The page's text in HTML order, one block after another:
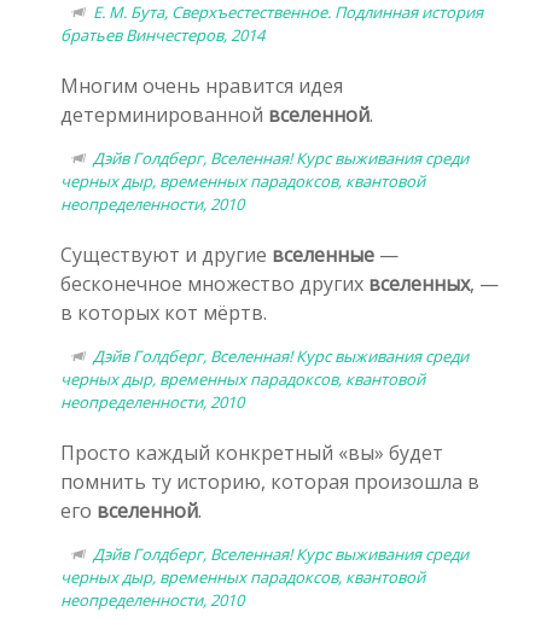
Е. М. Бута, Сверхъестественное. Подлинная история
братьев Винчестеров, 2014
Многим очень нравится идея
детерминированной вселенной.
Дэйв Голдберг, Вселенная! Курс выживания среди
черных дыр, временных парадоксов, квантовой
неопределенности, 2010
Существуют и другие вселенные —
бесконечное множество других вселенных, —
в которых кот мёртв.
Дэйв Голдберг, Вселенная! Курс выживания среди
черных дыр, временных парадоксов, квантовой
неопределенности, 2010
Просто каждый конкретный «вы» будет
помнить ту историю, которая произошла в
его вселенной.
Дэйв Голдберг, Вселенная! Курс выживания среди
черных дыр, временных парадоксов, квантовой
неопределенности, 2010